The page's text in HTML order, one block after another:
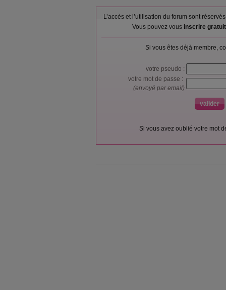
L’accès et l’utilisation du forum sont
Vous pouvez vous inscrire
Si vous êtes déjà membre,
votre pseudo :
votre mot de passe :
(envoyé par email)
Si vous avez oublié votre mot